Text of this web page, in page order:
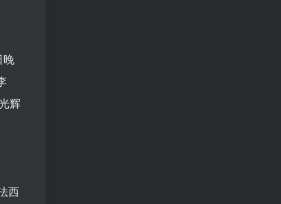
晚
辉
西